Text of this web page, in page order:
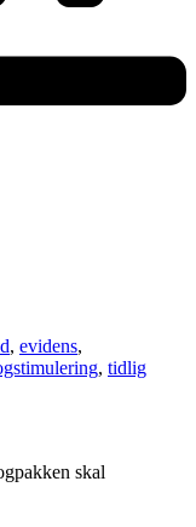
, evidens,
, tidlig
skal